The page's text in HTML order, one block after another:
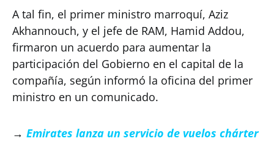
A tal fin, el primer ministro marroquí, Aziz
Akhannouch, y el jefe de RAM, Hamid Addou,
firmaron un acuerdo para aumentar la
participación del Gobierno en el capital de la
compañía, según informó la oficina del primer
ministro en un comunicado.
→ Emirates lanza un servicio de vuelos chárter